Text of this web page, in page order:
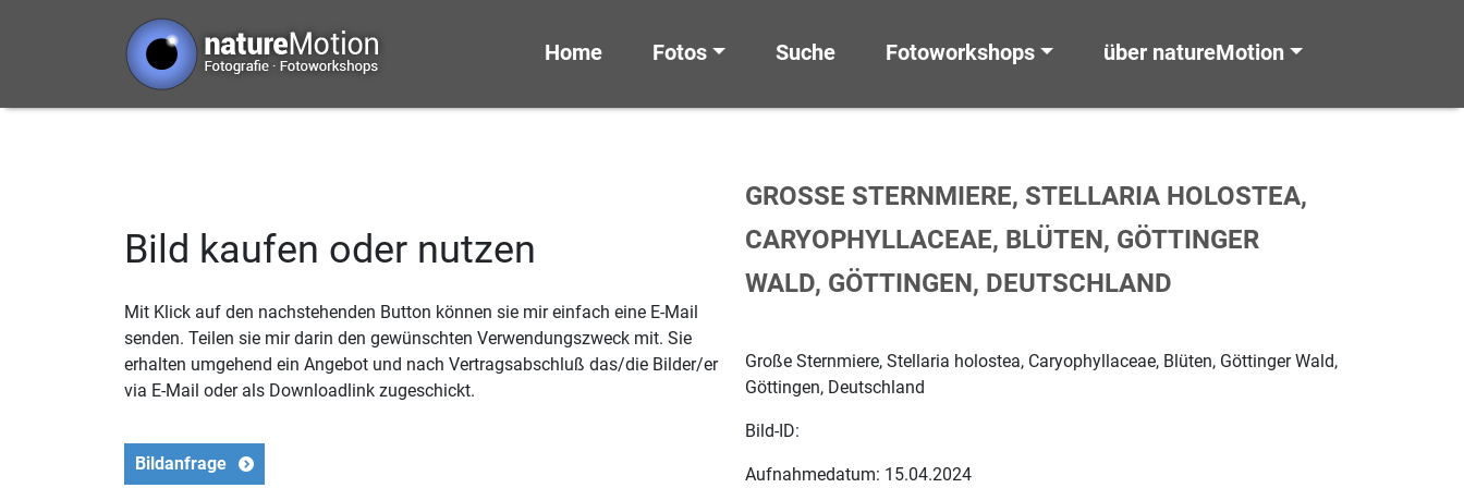
Home Fotos Suche Fotoworkshops über natureMotion
Bild kaufen oder nutzen
Mit Klick auf den nachstehenden Button können sie mir einfach eine E-Mail
senden. Teilen sie mir darin den gewünschten Verwendungszweck mit. Sie
erhalten umgehend ein Angebot und nach Vertragsabschluß das/die Bilder/er
via E-Mail oder als Downloadlink zugeschickt.
Bildanfrage
GROSSE STERNMIERE, STELLARIA HOLOSTEA, C
ARYOPHYLLACEAE, BLÜTEN, GÖTTINGER W
ALD, GÖTTINGEN, DEUTSCHLAND
Große Sternmiere, Stellaria holostea, Caryophyllaceae, Blüten, Göttinger Wald,
Göttingen, Deutschland
Bild-ID:
Aufnahmedatum: 15.04.2024